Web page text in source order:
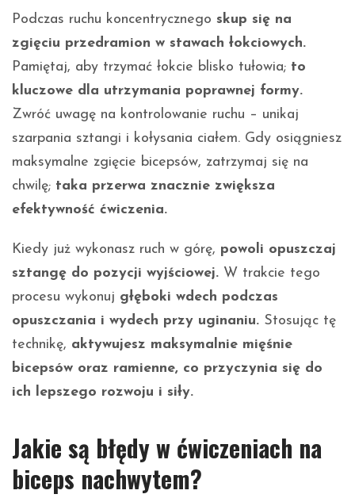
Podczas ruchu koncentrycznego skup się na
zgięciu przedramion w stawach łokciowych.
Pamiętaj, aby trzymać łokcie blisko tułowia; to
kluczowe dla utrzymania poprawnej formy.
Zwróć uwagę na kontrolowanie ruchu – unikaj
szarpania sztangi i kołysania ciałem. Gdy osiągniesz
maksymalne zgięcie bicepsów, zatrzymaj się na
chwilę; taka przerwa znacznie zwiększa
efektywność ćwiczenia.
Kiedy już wykonasz ruch w górę, powoli opuszczaj
sztangę do pozycji wyjściowej. W trakcie tego
procesu wykonuj głęboki wdech podczas
opuszczania i wydech przy uginaniu. Stosując tę
technikę, aktywujesz maksymalnie mięśnie
bicepsów oraz ramienne, co przyczynia się do
ich lepszego rozwoju i siły.
Jakie są błędy w ćwiczeniach na
biceps nachwytem?